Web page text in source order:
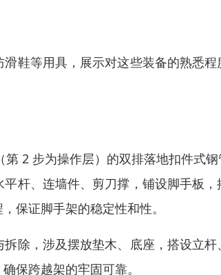
鞋等用具，展示对这些装备的熟悉
2 步为操作层）的双排落地扣件式
杆、连墙件、剪刀撑，铺设脚手板
保证脚手架的稳定性和性。
除，涉及摆放垫木、底座，搭设立
保跨越架的牢固可靠。